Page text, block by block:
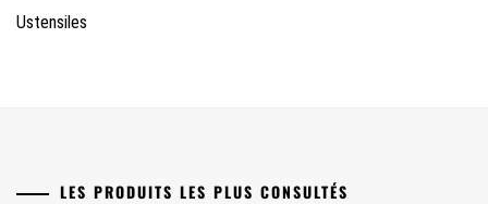
Ustensiles
LES PRODUITS LES PLUS CONSULTÉS